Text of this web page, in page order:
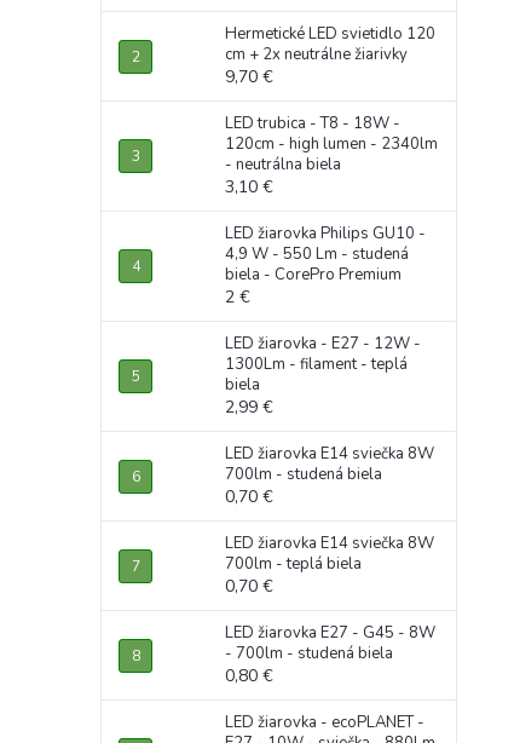
Hermetické LED svietidlo 120
cm + 2x neutrálne žiarivky
9,70 €
LED trubica - T8 - 18W -
120cm - high lumen - 2340lm
- neutrálna biela
3,10 €
LED žiarovka Philips GU10 -
4,9 W - 550 Lm - studená
biela - CorePro Premium
2 €
LED žiarovka - E27 - 12W -
1300Lm - filament - teplá
biela
2,99 €
LED žiarovka E14 sviečka 8W
700lm - studená biela
0,70 €
LED žiarovka E14 sviečka 8W
700lm - teplá biela
0,70 €
LED žiarovka E27 - G45 - 8W
- 700lm - studená biela
0,80 €
LED žiarovka - ecoPLANET -